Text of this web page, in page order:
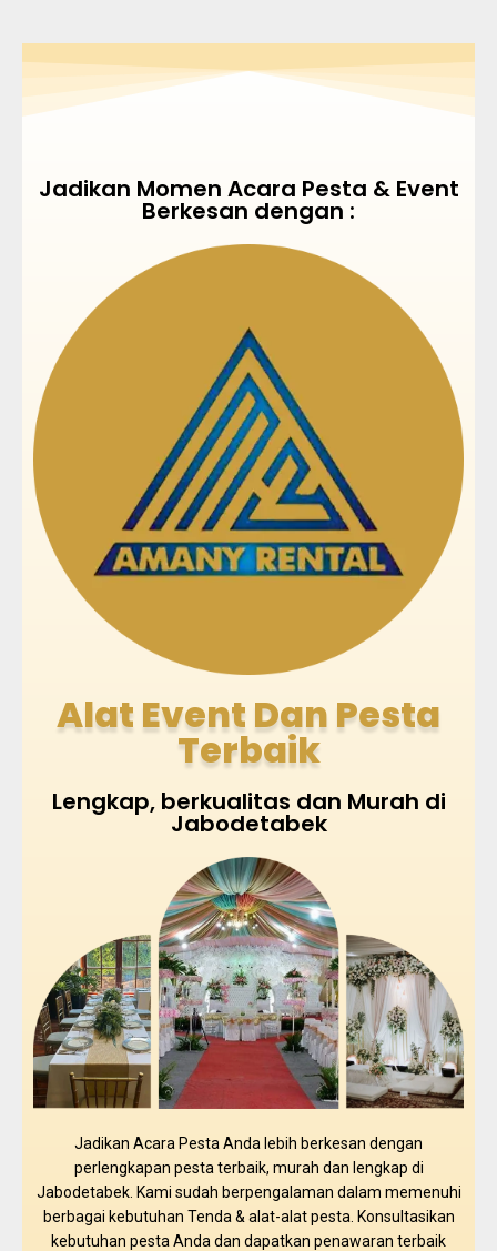
Jadikan Momen Acara Pesta & Event
Berkesan dengan :
Alat Event Dan Pesta
Terbaik
Lengkap, berkualitas dan Murah di
Jabodetabek
Jadikan Acara Pesta Anda lebih berkesan dengan
perlengkapan pesta terbaik, murah dan lengkap di
Jabodetabek. Kami sudah berpengalaman dalam memenuhi
berbagai kebutuhan Tenda & alat-alat pesta. Konsultasikan
kebutuhan pesta Anda dan dapatkan penawaran terbaik